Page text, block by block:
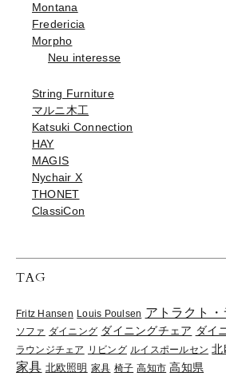
Montana
Fredericia
Morpho
Neu interesse
String Furniture
マルニ木工
Katsuki Connection
HAY
MAGIS
Nychair X
THONET
ClassiCon
TAG
Fritz Hansen Louis Poulsen アトラクト・
ソファ ダイニング ダイニングチェア ダイ
ラウンジチェア リビング ルイスポールセン 北
家具 北欧照明 家具 椅子 高知市 高知県